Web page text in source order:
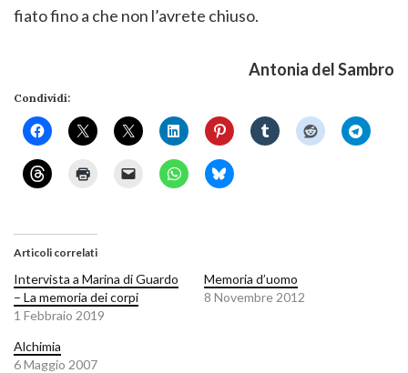
fiato fino a che non l’avrete chiuso.
Antonia del Sambro
Condividi:
Articoli correlati
Intervista a Marina di Guardo
– La memoria dei corpi
1 Febbraio 2019
Memoria d’uomo
8 Novembre 2012
Alchimia
6 Maggio 2007